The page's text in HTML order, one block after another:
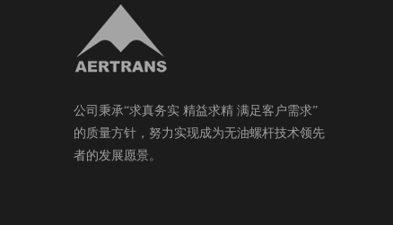
公司秉承“求真务实 精益求精 满足客户需求”
的质量方针，努力实现成为无油螺杆技术领先
者的发展愿景。